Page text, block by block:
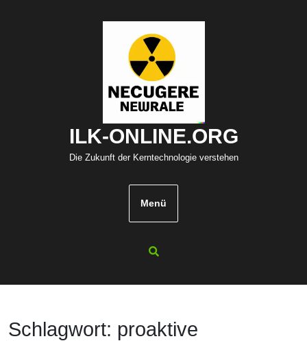
ILK-ONLINE.ORG
Die Zukunft der Kerntechnologie verstehen
Menü
Schlagwort: proaktive